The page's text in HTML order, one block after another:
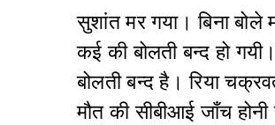
सुशांत मर गया। बिना
कई की बोलती बन्द हो
बोलती बन्द है। रिया
मौत की सीबीआई जाँच